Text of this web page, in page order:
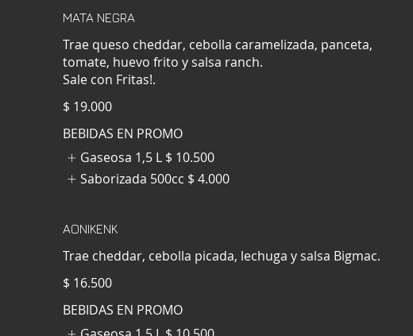
MATA NEGRA
Trae queso cheddar, cebolla caramelizada, panceta,
tomate, huevo frito y salsa ranch.
Sale con Fritas!.
$ 19.000
BEBIDAS EN PROMO
Gaseosa 1,5 L $ 10.500
Saborizada 500cc $ 4.000
AONIKENK
Trae cheddar, cebolla picada, lechuga y salsa Bigmac.
$ 16.500
BEBIDAS EN PROMO